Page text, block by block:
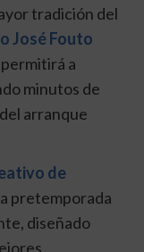
tradición del
José Fouto
a
minutos de
arranque
de
pretemporada
diseñado